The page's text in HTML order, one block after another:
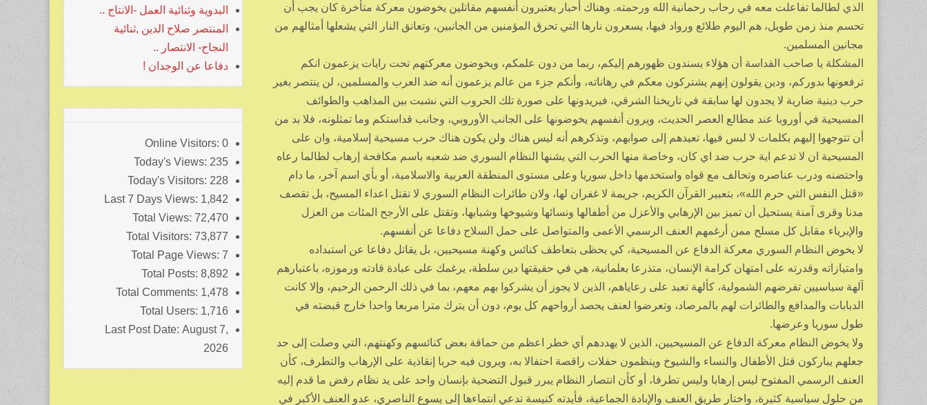
الذي لطالما تفاعلت معه في رحاب رحمانية الله ورحمته. وهناك أحبار يعتبرون أنفسهم مقاتلين يخوضون معركة متأخرة كان يجب أن
تحسم منذ زمن طويل، هم اليوم طلائع ورواد فيها، يسعرون نارها التي تحرق المؤمنين من الجانبين، وتعانق النار التي يشعلها أمثالهم من
مجانين المسلمين.
المشكلة يا صاحب القداسة أن هؤلاء يسندون ظهورهم إليكم، ربما من دون علمكم، ويخوضون معركتهم تحت رايات يزعمون انكم
ترفعونها بدوركم، ودين يقولون إنهم يشتركون معكم في رهاناته، وأنكم جزء من عالم يزعمون أنه ضد العرب والمسلمين، لن ينتصر بغير
حرب دينية ضارية لا يجدون لها سابقة في تاريخنا الشرقي، فيريدونها على صورة تلك الحروب التي نشبت بين المذاهب والطوائف
المسيحية في أوروبا عند مطالع العصر الحديث، ويرون أنفسهم يخوضونها على الجانب الأوروبي، وجانب قداستكم وما تمثلونه، فلا بد من
أن تتوجهوا إليهم بكلمات لا لبس فيها، تعيدهم إلى صوابهم، وتذكرهم أنه ليس هناك ولن يكون هناك حرب مسيحية إسلامية، وان على
المسيحية ان لا تدعم اية حرب ضد اي كان، وخاصة منها الحرب التي يشنها النظام السوري ضد شعبه باسم مكافحة إرهاب لطالما رعاه
واحتضنه ودرب عناصره وتحالف مع قواه واستخدمها داخل سوريا وعلى مستوى المنطقة العربية والاسلامية، أو بأي اسم آخر، ما دام
«قتل النفس التي حرم الله»، بتعبير القرآن الكريم، جريمة لا غفران لها، ولان طائرات النظام السوري لا تقتل اعداء المسيح، بل تقصف
مدنا وقرى آمنة يستحيل أن تميز بين الإرهابي والأعزل من أطفالها ونسائها وشيوخها وشبابها، وتقتل على الأرجح المئات من العزل
والإبرياء مقابل كل مسلح ممن أرغمهم العنف الرسمي الأعمى والمتواصل على حمل السلاح دفاعا عن أنفسهم.
لا يخوض النظام السوري معركة الدفاع عن المسيحية، كي يحظى بتعاطف كنائس وكهنة مسيحيين، بل يقاتل دفاعا عن استبداده
وامتيازاته وقدرته على امتهان كرامة الإنسان، متذرعا بعلمانية، هي في حقيقتها دين سلطة، يرغمك على عبادة قادته ورموزه، باعتبارهم
آلهة سياسيين تفرضهم الشمولية، كألهة تعبد على رعاياهم، الذين لا يجوز أن يشركوا بهم معهم، بما في ذلك الرحمن الرحيم، وإلا كانت
الدبابات والمدافع والطائرات لهم بالمرصاد، وتعرضوا لعنف يحصد أرواحهم كل يوم، دون أن يترك مترا مربعا واحدا خارج قبضته في
طول سوريا وعرضها.
ولا يخوض النظام معركة الدفاع عن المسيحيين، الذين لا يهددهم أي خطر اعظم من حماقة بعض كنائسهم وكهنتهم، التي وصلت إلى حد
جعلهم يباركون قتل الأطفال والنساء والشيوخ وينظمون حفلات راقصة احتفالا به، ويرون فيه حربا إنقاذية على الإرهاب والتطرف، كأن
العنف الرسمي المفتوح ليس إرهابا وليس تطرفا، أو كأن انتصار النظام يبرر قبول التضحية بإنسان واحد على يد نظام رفض ما قدم إليه
من حلول سياسية كثيرة، واختار طريق العنف والإبادة الجماعية، فأيدته كنيسة تدعي انتماءها إلى يسوع الناصري، عدو العنف الأكبر في
البدوية وثنائية العمل -الانتاج ..
المنتصر صلاح الدين ,ثنائية
النجاح- الانتصار ..
دفاعا عن الوجدان !
Online Visitors: 0
Today's Views: 235
Today's Visitors: 228
Last 7 Days Views: 1,842
Total Views: 72,470
Total Visitors: 73,877
Total Page Views: 7
Total Posts: 8,892
Total Comments: 1,478
Total Users: 1,716
Last Post Date: August 7,
2026